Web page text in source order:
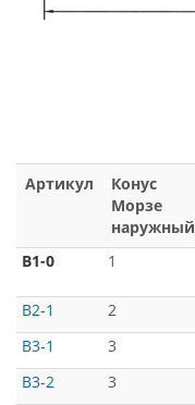
Артикул
Конус
Морзе
наружный
B1-0 1
B2-1 2
B3-1
3
B3-2
3